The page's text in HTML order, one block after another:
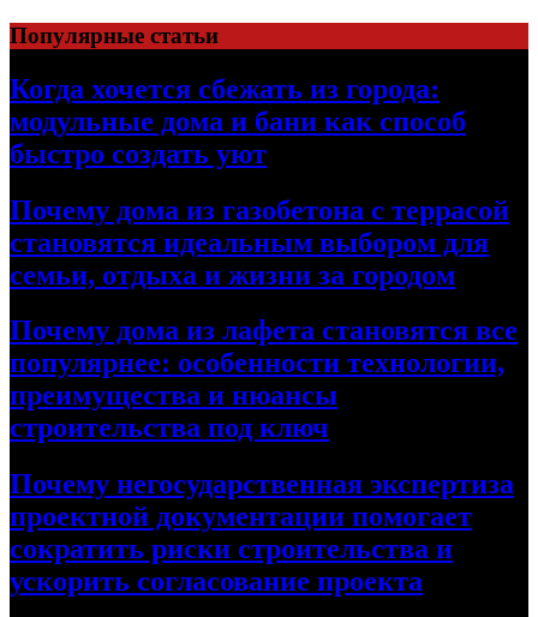
Перейти
к
содержимому
Популярные статьи
Когда хочется сбежать из города:
модульные дома и бани как способ
быстро создать уют
Почему дома из газобетона с террасой
становятся идеальным выбором для
семьи, отдыха и жизни за городом
Почему дома из лафета становятся все
популярнее: особенности технологии,
преимущества и нюансы
строительства под ключ
Почему негосударственная экспертиза
проектной документации помогает
сократить риски строительства и
ускорить согласование проекта